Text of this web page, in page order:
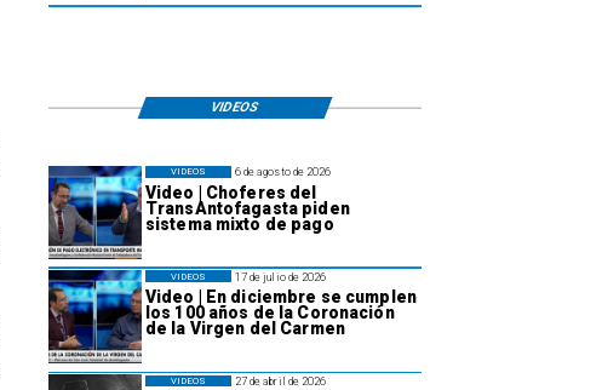
VIDEOS
6 de agosto de 2026
Video | Choferes del
TransAntofagasta piden
sistema mixto de pago
VIDEOS
17 de julio de 2026
Video | En diciembre se cumplen
los 100 años de la Coronación
de la Virgen del Carmen
VIDEOS
27 de abril de 2026
VIDEOS